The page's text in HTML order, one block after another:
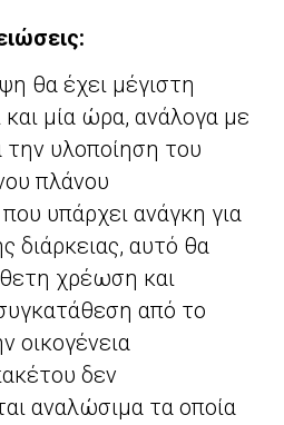
θα έχει μέγιστη
και μία ώρα, ανάλογα με
την υλοποίηση του
πλάνου
υπάρχει ανάγκη για
διάρκειας, αυτό θα
χρέωση και
από το
οικογένεια
δεν
αναλώσιμα τα οποία